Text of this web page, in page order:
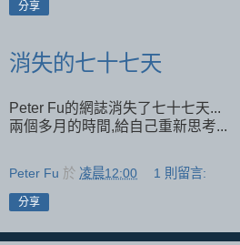
分享
消失的七十七天
Peter Fu的網誌消失了七十七天...
兩個多月的時間,給自己重新思考...
Peter Fu 於 凌晨12:00 1 則留言:
分享